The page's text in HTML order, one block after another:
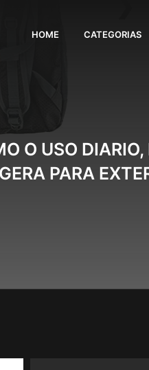
HOME CATEGORIAS
O USO
PARA